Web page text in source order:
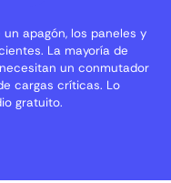
apagón, los paneles y
La mayoría de
un conmutador
cargas críticas. Lo
gratuito.